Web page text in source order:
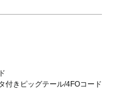
付きピッグテール/4FOコード